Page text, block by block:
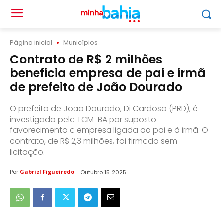
Página inicial Municípios
Contrato de R$ 2 milhões
beneficia empresa de pai e irmã
de prefeito de João Dourado
O prefeito de João Dourado, Di Cardoso (PRD), é
investigado pelo TCM-BA por suposto
favorecimento a empresa ligada ao pai e à irmã. O
contrato, de R$ 2,3 milhões, foi firmado sem
licitação.
Por Gabriel Figueiredo Outubro 15, 2025